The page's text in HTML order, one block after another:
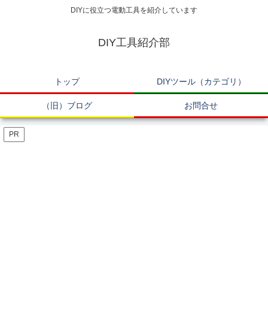
DIYに役立つ電動工具を紹介しています
DIY工具紹介部
トップ DIYツール（カテゴリ）
（旧）ブログ お問合せ
PR